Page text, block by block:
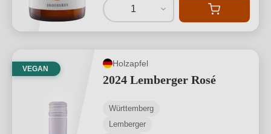
1
VEGAN
Holzapfel
2024 Lemberger Rosé
Württemberg
Lemberger